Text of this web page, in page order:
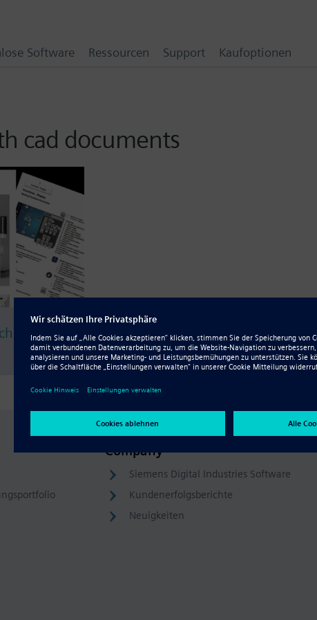
cad documents
Company
Siemens Digital Industries Software
Kundenerfolgsberichte
Neuigkeiten
Software Ressourcen Support Kaufoptionen